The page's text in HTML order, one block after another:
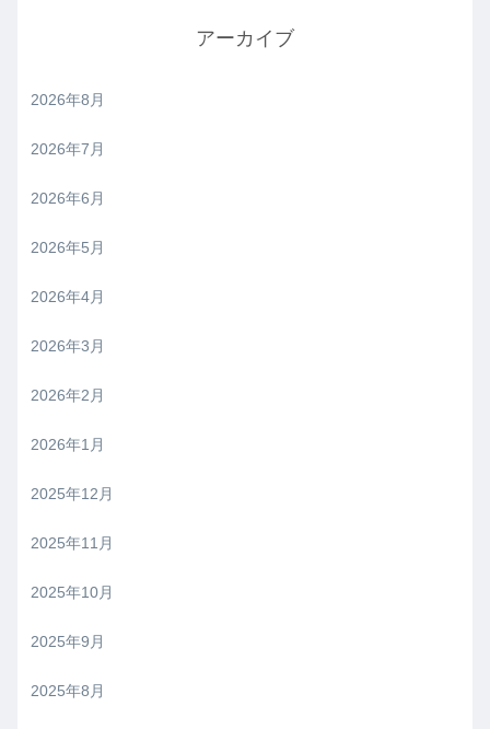
アーカイブ
2026年8月
2026年7月
2026年6月
2026年5月
2026年4月
2026年3月
2026年2月
2026年1月
2025年12月
2025年11月
2025年10月
2025年9月
2025年8月